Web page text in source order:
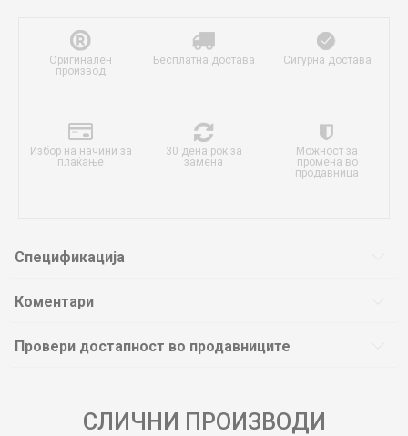
Оригинален
производ
Бесплатна достава Сигурна достава
Избор на начини за
плаќање
30 дена рок за
замена
Можност за
промена во
продавница
Спецификација
Коментари
Провери достапност во продавниците
СЛИЧНИ ПРОИЗВОДИ